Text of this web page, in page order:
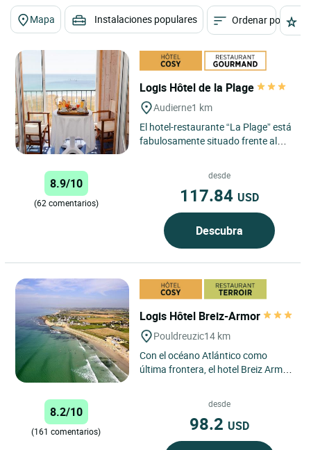
Mapa Instalaciones populares Ordenar por
Logis Hôtel de la Plage
Audierne1 km
El hotel-restaurante “La Plage” está
fabulosamente situado frente al
8.9/10
(62 comentarios)
desde
117.84 USD
Descubra
Logis Hôtel Breiz-Armor
Pouldreuzic14 km
Con el océano Atlántico como
última frontera, el hotel Breiz Armor
8.2/10
(161 comentarios)
desde
98.2 USD